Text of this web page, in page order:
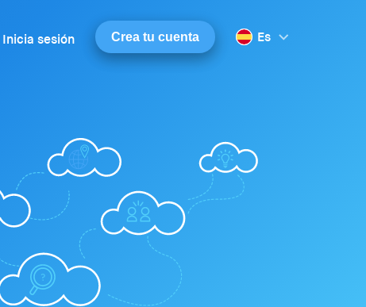
Inicia sesión Crea tu cuenta Es